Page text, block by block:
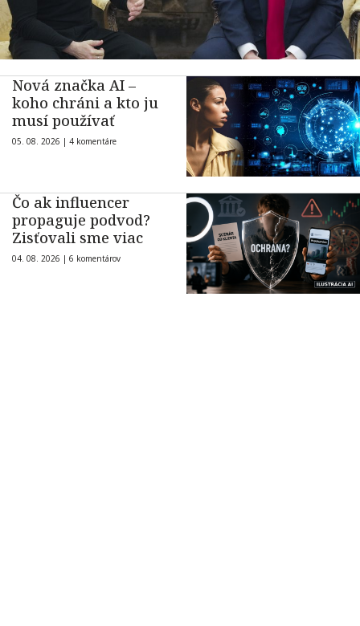
Nová značka AI –
koho chráni a kto ju
musí používať
05. 08. 2026 | 4 komentáre
Čo ak influencer
propaguje podvod?
Zisťovali sme viac
04. 08. 2026 | 6 komentárov